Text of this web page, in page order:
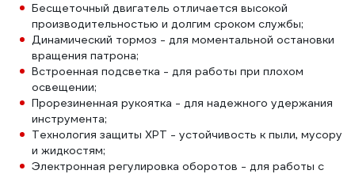
Бесщеточный двигатель отличается высокой
производительностью и долгим сроком службы;
Динамический тормоз - для моментальной остановки
вращения патрона;
Встроенная подсветка - для работы при плохом
освещении;
Прорезиненная рукоятка - для надежного удержания
инструмента;
Технология защиты XPT - устойчивость к пыли, мусору
и жидкостям;
Электронная регулировка оборотов - для работы с